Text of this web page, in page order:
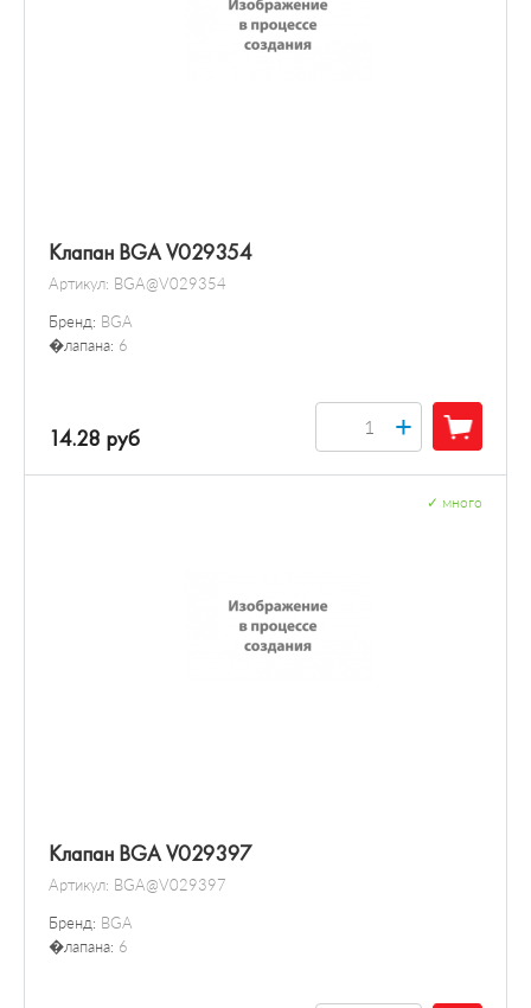
Клапан BGA V029354
Артикул: BGA@V029354
Бренд: BGA
�лапана: 6
14.28 руб +
Клапан BGA V029397
Артикул: BGA@V029397
Бренд: BGA
�лапана: 6
много